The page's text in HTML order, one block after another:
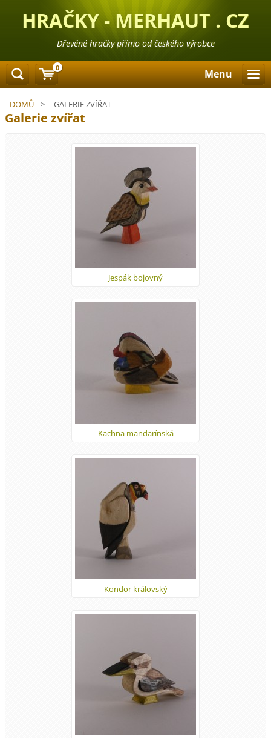
HRAČKY - MERHAUT . CZ
Dřevěné hračky přímo od českého výrobce
Menu
DOMŮ > GALERIE ZVÍŘAT
Galerie zvířat
Jespák bojovný
Kachna mandarínská
Kondor královský
0